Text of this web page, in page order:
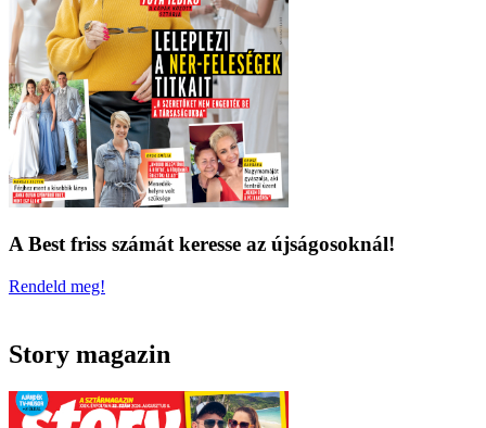
A Best friss számát keresse az újságosoknál!
Rendeld meg!
Story magazin